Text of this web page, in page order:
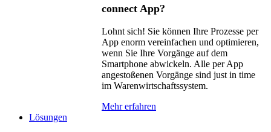
connect App?
Lohnt sich! Sie können Ihre Prozesse per
App enorm vereinfachen und optimieren,
wenn Sie Ihre Vorgänge auf dem
Smartphone abwickeln. Alle per App
angestoßenen Vorgänge sind just in time
im Warenwirtschaftssystem.
Mehr erfahren
Lösungen